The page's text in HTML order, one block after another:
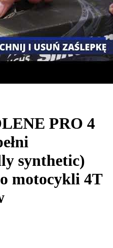
PRO 4
synthetic)
motocykli 4T